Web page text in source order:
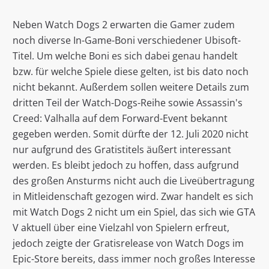
Neben Watch Dogs 2 erwarten die Gamer zudem
noch diverse In-Game-Boni verschiedener Ubisoft-
Titel. Um welche Boni es sich dabei genau handelt
bzw. für welche Spiele diese gelten, ist bis dato noch
nicht bekannt. Außerdem sollen weitere Details zum
dritten Teil der Watch-Dogs-Reihe sowie Assassin's
Creed: Valhalla auf dem Forward-Event bekannt
gegeben werden. Somit dürfte der 12. Juli 2020 nicht
nur aufgrund des Gratistitels äußert interessant
werden. Es bleibt jedoch zu hoffen, dass aufgrund
des großen Ansturms nicht auch die Liveübertragung
in Mitleidenschaft gezogen wird. Zwar handelt es sich
mit Watch Dogs 2 nicht um ein Spiel, das sich wie GTA
V aktuell über eine Vielzahl von Spielern erfreut,
jedoch zeigte der Gratisrelease von Watch Dogs im
Epic-Store bereits, dass immer noch großes Interesse